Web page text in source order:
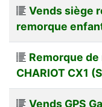
Vends siège
remorque
Remorque de
CHARIOT CX1
Vends GPS